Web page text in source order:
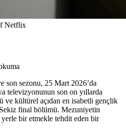
Netflix
son sezonu, 25 Mart 2026’da
televizyonunun son on yıllarda
ve kültürel açıdan en isabetli gençlik
final bölümü. Mezuniyetin
yerle bir etmekle tehdit eden bir